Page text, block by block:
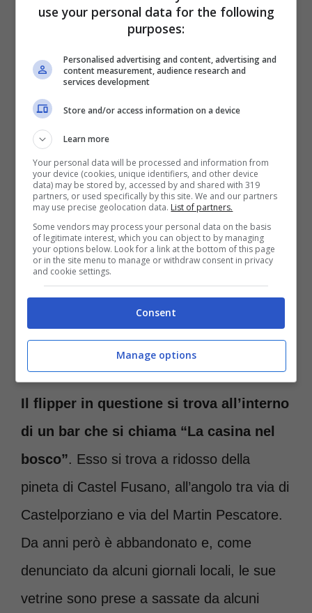
l’attore: “
Nel rapporto di Oscar Pettinari con
il flipper si capisce tutto il mondo della
solitudine e dell’essere mitomane che c’è
nel personaggio”.
Il flipper in questione si trova all’interno
di un bar che si chiama “La casina nel
bosco”. Esso si trova a ridosso della
pineta di Castel Fusano, all’angolo tra via di
Castelporziano e via del Martin Pescatore.
Da anni però è abbandonato e, come
denunciato da alcuni giornali locali, le sue
vetrine sono prese a sassate da alcuni
use your personal data for the following
purposes:
Personalised advertising and content, advertising and
content measurement, audience research and
services development
Store and/or access information on a device
Learn more
Your personal data will be processed and information from
your device (cookies, unique identifiers, and other device
data) may be stored by, accessed by and shared with 319
partners, or used specifically by this site. We and our partners
may use precise geolocation data. List of partners.
Some vendors may process your personal data on the basis
of legitimate interest, which you can object to by managing
your options below. Look for a link at the bottom of this page
or in the site menu to manage or withdraw consent in privacy
and cookie settings.
Consent
Manage options